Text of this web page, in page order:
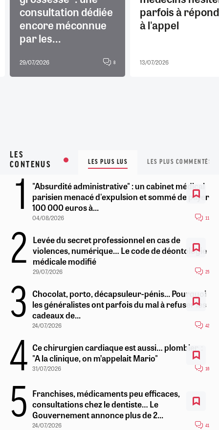
consultation dédiée
encore méconnue
par les...
29/07/2026 8
parfois à
à l'appel
13/07/2026
LES
CONTENUS
LES PLUS LUS LES PLUS COMMENTÉS
"Absurdité administrative" : un cabinet médical
parisien menacé d'expulsion et sommé de payer
100 000 euros à...
04/08/2026 11
Levée du secret professionnel en cas de
violences, numérique… Le code de déontologie
médicale modifié
29/07/2026 25
Chocolat, porto, décapsuleur-pénis... Pourquoi
les généralistes ont parfois du mal à refuser les
cadeaux de...
24/07/2026 42
Ce chirurgien cardiaque est aussi… plombier :
"A la clinique, on m’appelait Mario"
31/07/2026 16
Franchises, médicaments peu efficaces,
consultations chez le dentiste… Le
Gouvernement annonce plus de 2...
24/07/2026 41